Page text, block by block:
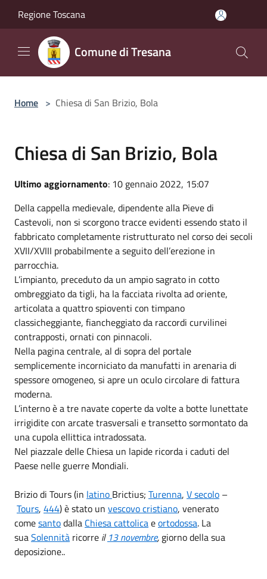
Regione Toscana
Comune di Tresana
Home > Chiesa di San Brizio, Bola
Chiesa di San Brizio, Bola
Ultimo aggiornamento: 10 gennaio 2022, 15:07
Della cappella medievale, dipendente alla Pieve di
Castevoli, non si scorgono tracce evidenti essendo stato il
fabbricato completamente ristrutturato nel corso dei secoli
XVII/XVIII probabilmente a seguito dell’erezione in
parrocchia.
L’impianto, preceduto da un ampio sagrato in cotto
ombreggiato da tigli, ha la facciata rivolta ad oriente,
articolata a quattro spioventi con timpano
classicheggiante, fiancheggiato da raccordi curvilinei
contrapposti, ornati con pinnacoli.
Nella pagina centrale, al di sopra del portale
semplicemente incorniciato da manufatti in arenaria di
spessore omogeneo, si apre un oculo circolare di fattura
moderna.
L’interno è a tre navate coperte da volte a botte lunettate
irrigidite con arcate trasversali e transetto sormontato da
una cupola ellittica intradossata.
Nel piazzale delle Chiesa un lapide ricorda i caduti del
Paese nelle guerre Mondiali.
Brizio di Tours(in latino Brictius; Turenna, V secolo –
Tours, 444) è stato un vescovocristiano, venerato
comesantodalla Chiesa cattolicaeortodossa. La
suaSolennità ricorre il 13 novembre, giorno della sua
deposizione..